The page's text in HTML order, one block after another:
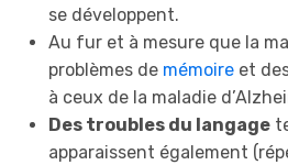
se développent.
Au fur et à mesure que la
problèmes de mémoireet
à ceux de la maladie
Des troubles du langage
apparaissent également